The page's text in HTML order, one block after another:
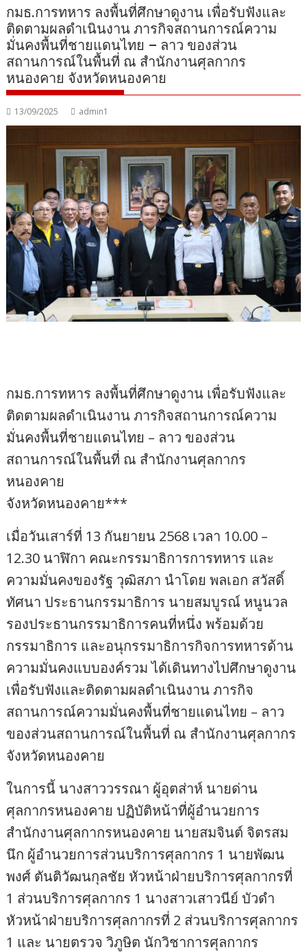
กมธ.การทหาร ลงพื้นที่ศึกษาดูงาน เพื่อรับฟังและ
ติดตามผลดำเนินงาน ภารกิจสถานการณ์ความ
มั่นคงพื้นที่ชายแดนไทย – ลาว ของส่วน
สถานการณ์ในพื้นที่ ณ สำนักงานศุลกากร
หนองคาย จังหวัดหนองคาย
13/09/2025 admin1
กมธ.การทหาร ลงพื้นที่ศึกษาดูงาน เพื่อรับฟังและ
ติดตามผลดำเนินงาน ภารกิจสถานการณ์ความ
มั่นคงพื้นที่ชายแดนไทย – ลาว ของส่วน
สถานการณ์ในพื้นที่ ณ สำนักงานศุลกากร
หนองคาย
จังหวัดหนองคาย***
เมื่อวันเสาร์ที่ 13 กันยายน 2568 เวลา 10.00 –
12.30 นาฬิกา คณะกรรมาธิการการทหาร และ
ความมั่นคงของรัฐ วุฒิสภา นำโดย พลเอก สวัสดิ์
ทัศนา ประธานกรรมาธิการ นายสมบูรณ์ หนูนวล
รองประธานกรรมาธิการคนที่หนึ่ง พร้อมด้วย
กรรมาธิการ และอนุกรรมาธิการกิจการทหารด้าน
ความมั่นคงแบบองค์รวม ได้เดินทางไปศึกษาดูงาน
เพื่อรับฟังและติดตามผลดำเนินงาน ภารกิจ
สถานการณ์ความมั่นคงพื้นที่ชายแดนไทย – ลาว
ของส่วนสถานการณ์ในพื้นที่ ณ สำนักงานศุลกากร
จังหวัดหนองคาย
ในการนี้ นางสาววรรณา ผู้อุตส่าห์ นายด่าน
ศุลกากรหนองคาย ปฏิบัติหน้าที่ผู้อำนวยการ
สำนักงานศุลกากรหนองคาย นายสมจินต์ จิตรสม
นึก ผู้อำนวยการส่วนบริการศุลกากร 1 นายพัฒน
พงศ์ ตันติวัฒนกุลชัย หัวหน้าฝ่ายบริการศุลกากรที่
1 ส่วนบริการศุลกากร 1 นางสาวเสาวนีย์ บัวดำ
หัวหน้าฝ่ายบริการศุลกากรที่ 2 ส่วนบริการศุลกากร
1 และ นายตรวจ วิภูษิต นักวิชาการศุลกากร